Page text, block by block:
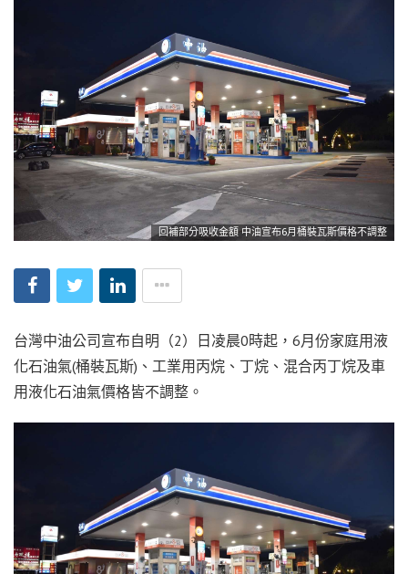
回補部分吸收金額 中油宣布6月桶裝瓦斯價格不調整
台灣中油公司宣布自明（2）日凌晨0時起，6月份家庭用液
化石油氣(桶裝瓦斯)、工業用丙烷、丁烷、混合丙丁烷及車
用液化石油氣價格皆不調整。